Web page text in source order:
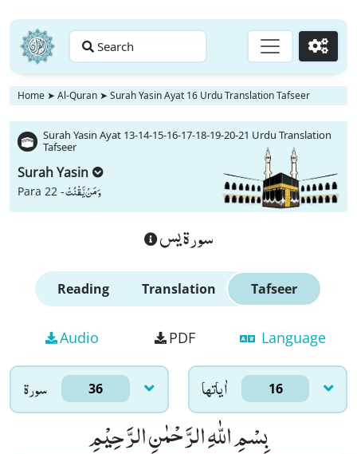
Search Go
Home ➤ Al-Quran ➤ Surah Yasin Ayat 16 Urdu Translation Tafseer
Surah Yasin Ayat 13-14-15-16-17-18-19-20-21 Urdu Translation
Tafseer
Surah Yasin
Para 22 -وَ مَنْ یَّقْنُتْ
سورة يس
Reading Translation Tafseer
Audio PDF Language
سورۃ 36 اٰياتها 16
بِسْمِ اللّٰهِ الرَّحْمٰنِ الرَّحِیْمِ